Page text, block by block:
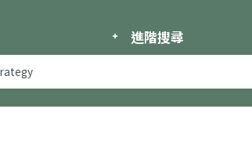
進階搜尋